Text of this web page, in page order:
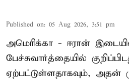
Published on: 05 Aug 2026, 3:51 pm
அமெரிக்கா - ஈரான்
பேச்சுவார்த்தையில்
ஏற்பட்டுள்ளதாகவும், அதன்